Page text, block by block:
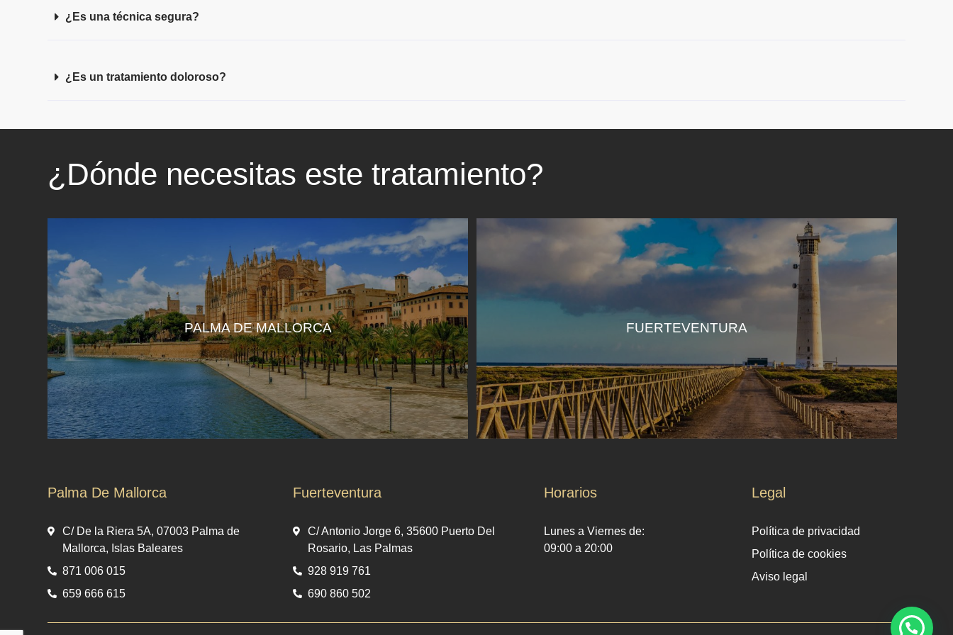
¿Es una técnica segura?
¿Es un tratamiento doloroso?
¿Dónde necesitas este tratamiento?
PALMA DE MALLORCA FUERTEVENTURA
Palma De Mallorca
C/ De la Riera 5A, 07003 Palma de
Mallorca, Islas Baleares
871 006 015
659 666 615
Fuerteventura
C/ Antonio Jorge 6, 35600 Puerto Del
Rosario, Las Palmas
928 919 761
690 860 502
Horarios
Lunes a Viernes de:
09:00 a 20:00
Legal
Política de privacidad
Política de cookies
Aviso legal